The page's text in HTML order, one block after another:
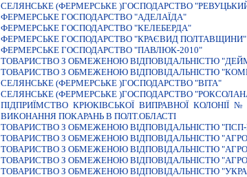
СЕЛЯНСЬКЕ (ФЕРМЕРСЬКЕ )ГОСПОДАРСТВО
ФЕРМЕРСЬКЕ ГОСПОДАРСТВО "АДЕЛАЇДА"
ФЕРМЕРСЬКЕ ГОСПОДАРСТВО "КЕЛЕБЕРДА"
ФЕРМЕРСЬКЕ ГОСПОДАРСТВО "КРАЄВИД ПОЛТАВЩИНИ"
ФЕРМЕРСЬКЕ ГОСПОДАРСТВО "ПАВЛЮК-2010"
ТОВАРИСТВО З ОБМЕЖЕНОЮ ВІДПОВІДАЛЬНІСТЮ
ТОВАРИСТВО З ОБМЕЖЕНОЮ ВIДПОВIДАЛЬНIСТЮ
СЕЛЯНСЬКЕ (ФЕРМЕРСЬКЕ )ГОСПОДАРСТВО "ВIТА"
СЕЛЯНСЬКЕ (ФЕРМЕРСЬКЕ )ГОСПОДАРСТВО
ПIДПРИЇМСТВО КРЮКIВСЬКОЇ ВИПРАВНОЇ КОЛОНIЇ
ВИКОНАННЯ ПОКАРАНЬ В ПОЛТ.ОБЛАСТI
ТОВАРИСТВО З ОБМЕЖЕНОЮ ВIДПОВIДАЛЬНIСТЮ
ТОВАРИСТВО З ОБМЕЖЕНОЮ ВIДПОВIДАЛЬНIСТЮ
ТОВАРИСТВО З ОБМЕЖЕНОЮ ВIДПОВIДАЛЬНIСТЮ
ТОВАРИСТВО З ОБМЕЖЕНОЮ ВIДПОВIДАЛЬНIСТЮ
ТОВАРИСТВО З ОБМЕЖЕНОЮ ВIДПОВIДАЛЬНIСТЮ